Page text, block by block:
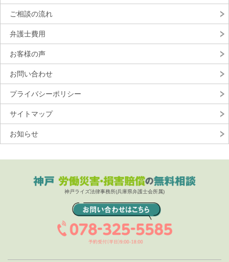
ご相談の流れ
弁護士費用
お客様の声
お問い合わせ
プライバシーポリシー
サイトマップ
お知らせ
神戸ライズ法律事務所(兵庫県弁護士会所属)